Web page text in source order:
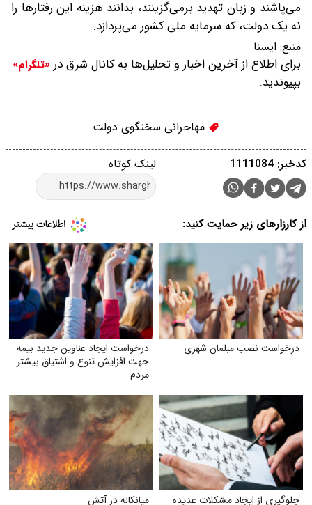
می‌پاشند و زبان تهدید برمی‌گزینند، بدانند هزینه این رفتارها را
نه یک دولت، که سرمایه ملی کشور می‌پردازد.
منبع: ایسنا
برای اطلاع از آخرین اخبار و تحلیل‌ها به کانال شرق در «تلگرام»
بپیوندید.
مهاجرانی سخنگوی دولت
لینک کوتاه کدخبر: 1111084
از کارزارهای زیر حمایت کنید:
درخواست نصب مبلمان شهری
درخواست ایجاد عناوین جدید بیمه
جهت افزایش تنوع و اشتیاق بیشتر
مردم
جلوگیری از ایجاد مشکلات عدیده میانکاله در آتش